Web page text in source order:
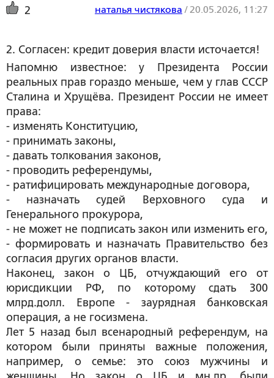
2 наталья чистякова / 20.05.2026, 11:27
2. Согласен: кредит доверия власти источается!
Напомню известное: у Президента России
реальных прав гораздо меньше, чем у глав СССР
Сталина и Хрущёва. Президент России не имеет
права:
- изменять Конституцию,
- принимать законы,
- давать толкования законов,
- проводить референдумы,
- ратифицировать международные договора,
- назначать судей Верховного суда и
Генерального прокурора,
- не может не подписать закон или изменить его,
- формировать и назначать Правительство без
согласия других органов власти.
Наконец, закон о ЦБ, отчуждающий его от
юрисдикции РФ, по которому сдать 300
млрд.долл. Европе - заурядная банковская
операция, а не госизмена.
Лет 5 назад был всенародный референдум, на
котором были приняты важные положения,
например, о семье: это союз мужчины и